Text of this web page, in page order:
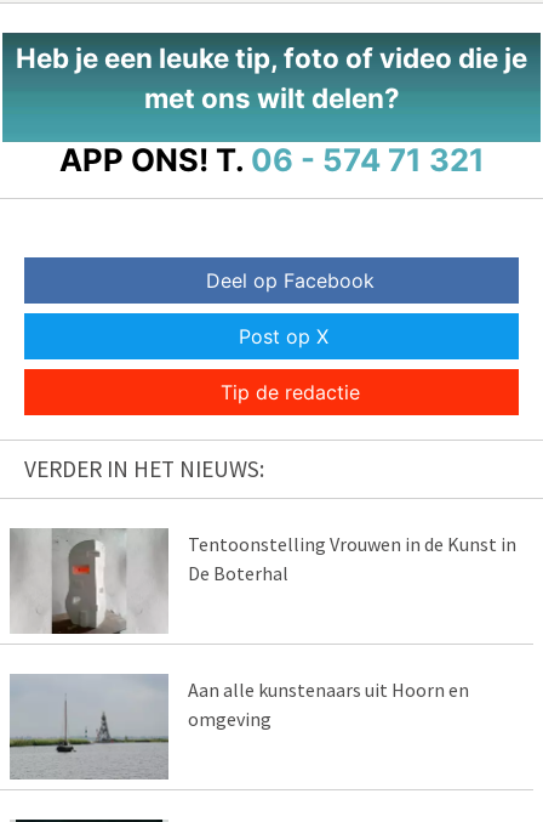
Heb je een leuke tip, foto of video die je
met ons wilt delen?
APP ONS! T. 06 - 574 71 321
Deel op Facebook
Post op X
Tip de redactie
VERDER IN HET NIEUWS:
Tentoonstelling Vrouwen in de Kunst in
De Boterhal
Aan alle kunstenaars uit Hoorn en
omgeving